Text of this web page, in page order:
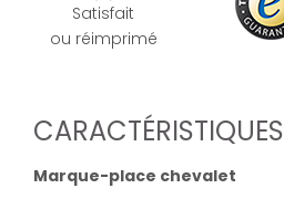
Satisfait
ou réimprimé
CARACTÉRISTIQUES
Marque-place chevalet